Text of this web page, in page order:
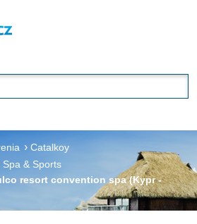
Catalkoy
& Sports
resort convention spa (Kypr -